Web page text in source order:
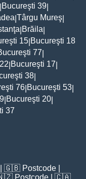
Bucureşti 39
Târgu Mureş
Brăila
15 Bucureşti 18
77
Bucureşti 17
38
76 Bucureşti 53
Bucureşti 20
37
| 🇬🇧 Postcode
Postcode | 🇨🇦